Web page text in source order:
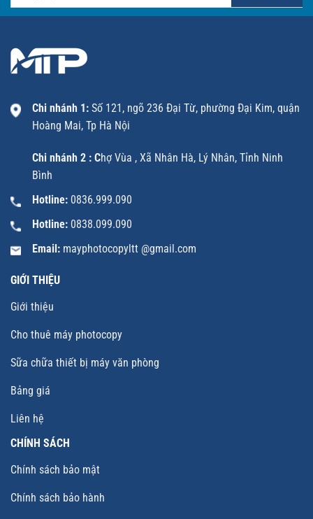
Chi nhánh 1: Số 121, ngõ 236 Đại Từ, phường Đại Kim, quận
Hoàng Mai, Tp Hà Nội
Chi nhánh 2 : Chợ Vùa , Xã Nhân Hà, Lý Nhân, Tỉnh Ninh
Bình
Hotline: 0836.999.090
Hotline: 0838.099.090
Email: mayphotocopyltt @gmail.com
GIỚI THIỆU
Giới thiệu
Cho thuê máy photocopy
Sữa chữa thiết bị máy văn phòng
Bảng giá
Liên hệ
CHÍNH SÁCH
Chính sách bảo mật
Chính sách bảo hành